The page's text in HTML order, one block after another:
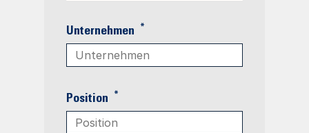
Unternehmen *
Position *